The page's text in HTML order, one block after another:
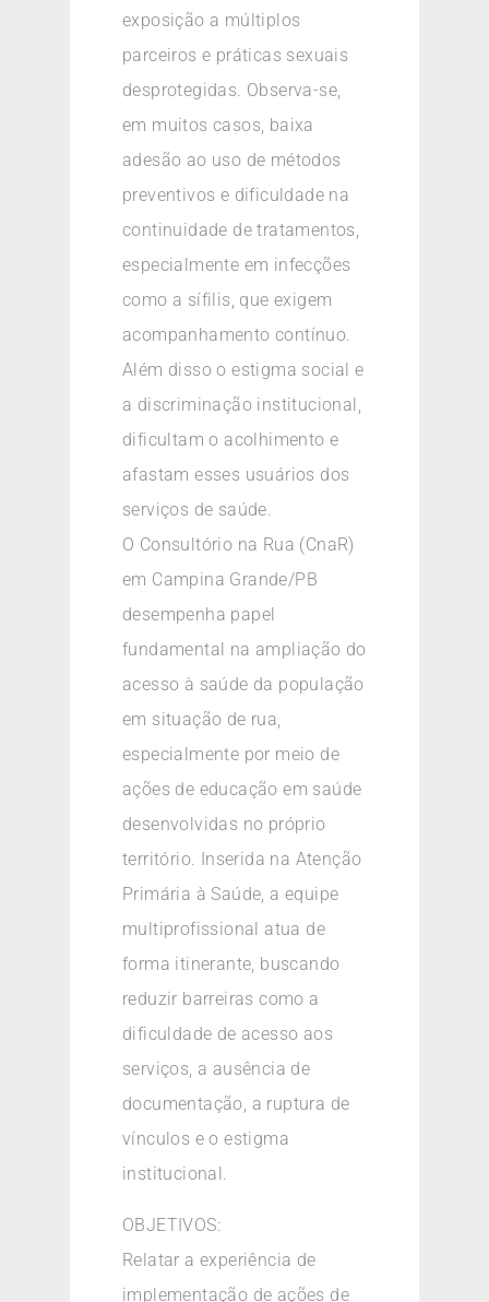
exposição a múltiplos
parceiros e práticas sexuais
desprotegidas. Observa-se,
em muitos casos, baixa
adesão ao uso de métodos
preventivos e dificuldade na
continuidade de tratamentos,
especialmente em infecções
como a sífilis, que exigem
acompanhamento contínuo.
Além disso o estigma social e
a discriminação institucional,
dificultam o acolhimento e
afastam esses usuários dos
serviços de saúde.
O Consultório na Rua (CnaR)
em Campina Grande/PB
desempenha papel
fundamental na ampliação do
acesso à saúde da população
em situação de rua,
especialmente por meio de
ações de educação em saúde
desenvolvidas no próprio
território. Inserida na Atenção
Primária à Saúde, a equipe
multiprofissional atua de
forma itinerante, buscando
reduzir barreiras como a
dificuldade de acesso aos
serviços, a ausência de
documentação, a ruptura de
vínculos e o estigma
institucional.
OBJETIVOS:
Relatar a experiência de
implementação de ações de